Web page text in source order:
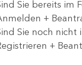
Sie bereits im
+
Sie noch
+